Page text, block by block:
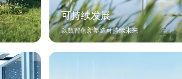
可持续发展
以数智创新塑造可持续未来